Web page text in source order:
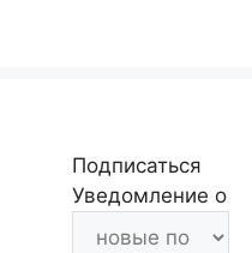
Подписаться
Уведомление о